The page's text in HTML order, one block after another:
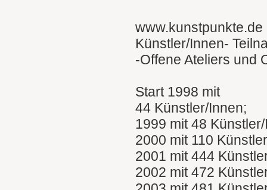
www.kunstpunkte.de
Künstler/Innen-
-Offene Ateliers und
Start 1998 mit
44 Künstler/Innen;
1999 mit 48
2000 mit 110
2001 mit 444
2002 mit 472